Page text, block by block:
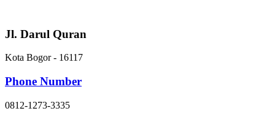
content
Jl. Darul Quran
Kota Bogor - 16117
Phone Number
0812-1273-3335